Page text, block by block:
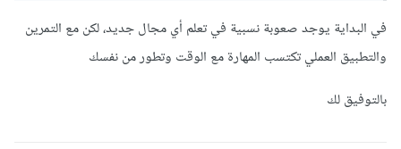
في البداية يوجد صعوبة نسبية في تعلم أي مجال جديد، لكن مع التمرين
والتطبيق العملي تكتسب المهارة مع الوقت وتطور من نفسك
بالتوفيق لك